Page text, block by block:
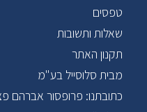
טפסים
שאלות ותשובות
תקנון האתר
מבית סלוסייל בע"מ